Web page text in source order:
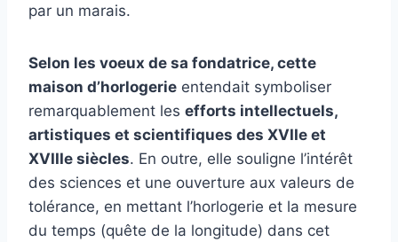
par un marais.
Selon les voeux de sa fondatrice, cette
maison d’horlogerie entendait symboliser
remarquablement les efforts intellectuels,
artistiques et scientifiques des XVIIe et
XVIIIe siècles. En outre, elle souligne l’intérêt
des sciences et une ouverture aux valeurs de
tolérance, en mettant l’horlogerie et la mesure
du temps (quête de la longitude) dans cet